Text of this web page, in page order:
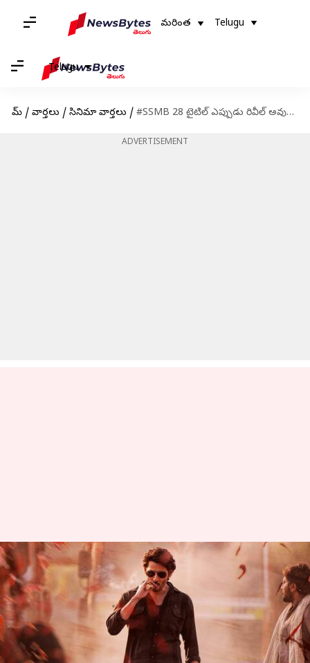
మరింత Telugu
Telugu
హోమ్ / వార్తలు / సినిమా వార్తలు / #SSMB 28 టైటిల్ ఎప్పుడు రివీల్ అవుతుందో క్లారిటీ ఇచ్చేసారు
ADVERTISEMENT
#SSMB 28 టైటిల్ ఎప్పుడు రివీల్
అవుతుందో క్లారిటీ ఇచ్చేసారు
వ్రాసిన వారు Sriram Pranateja Mar 28, 2023 10:38 am
ఈ వార్తాకథనం ఏంటి